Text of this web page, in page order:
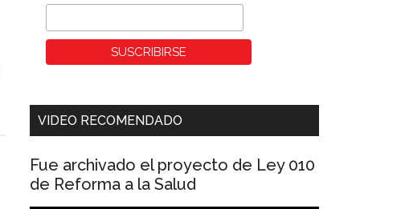
VIDEO RECOMENDADO
Fue archivado el proyecto de Ley 010
de Reforma a la Salud